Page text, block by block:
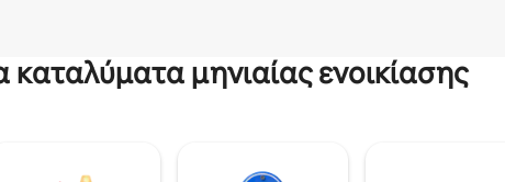
καταλύματα μηνιαίας ενοικίασης